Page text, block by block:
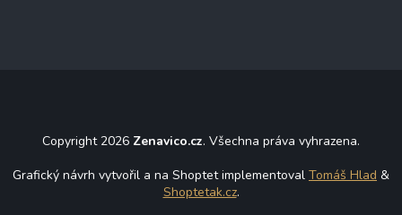
Copyright 2026 Zenavico.cz. Všechna práva vyhrazena.
Grafický návrh vytvořil a na Shoptet implementoval Tomáš Hlad &
Shoptetak.cz.